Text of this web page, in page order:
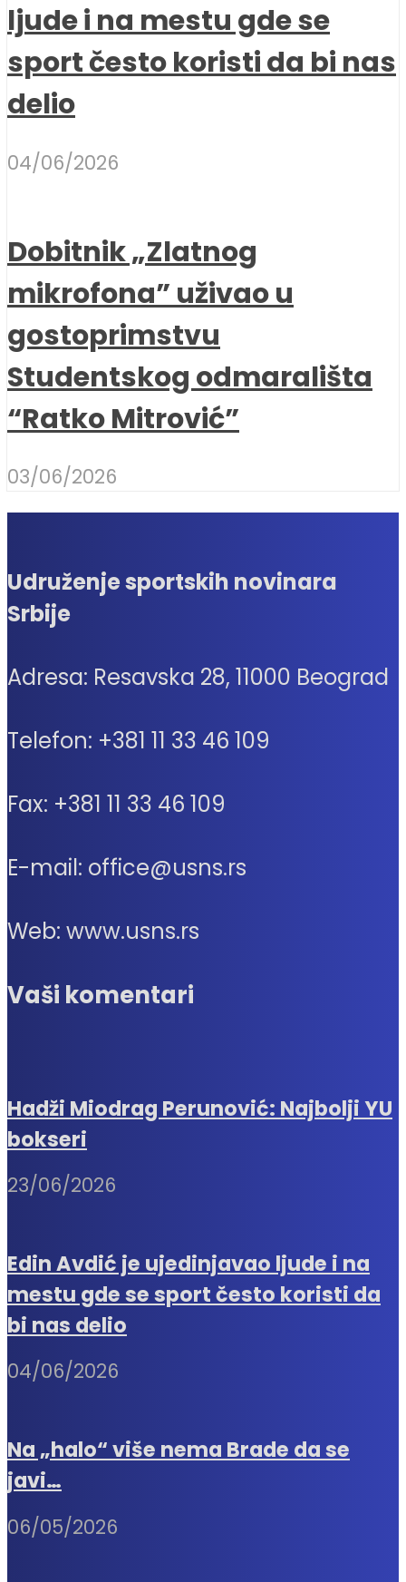
ljude i na mestu gde se
sport često koristi da bi nas
delio
04/06/2026
Dobitnik „Zlatnog
mikrofona” uživao u
gostoprimstvu
Studentskog odmarališta
“Ratko Mitrović”
03/06/2026
Udruženje sportskih novinara
Srbije
Adresa: Resavska 28, 11000 Beograd
Telefon: +381 11 33 46 109
Fax: +381 11 33 46 109
E-mail: office@usns.rs
Web: www.usns.rs
Vaši komentari
Hadži Miodrag Perunović: Najbolji YU
bokseri
23/06/2026
Edin Avdić je ujedinjavao ljude i na
mestu gde se sport često koristi da
bi nas delio
04/06/2026
Na „halo“ više nema Brade da se
javi…
06/05/2026